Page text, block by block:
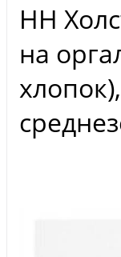
НН
на
хлопок),